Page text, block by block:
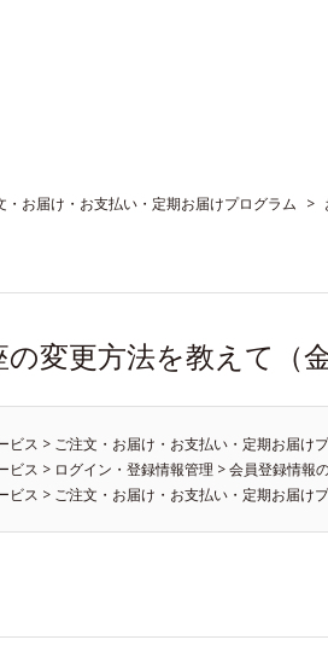
・お届け・お支払い・定期お届けプログラム >
変更方法を教えて（
ビス > ご注文・お届け・お支払い・定期お届け
ビス > ログイン・登録情報管理 >会員登録情報
ビス > ご注文・お届け・お支払い・定期お届け